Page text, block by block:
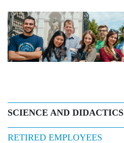
SCIENCE AND DIDACTICS
RETIRED EMPLOYEES